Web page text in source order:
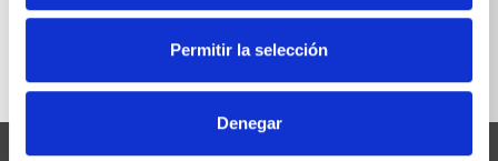
Permitir la selección
Denegar